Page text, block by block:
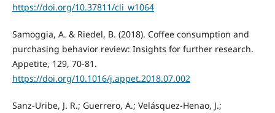
https://doi.org/10.37811/cli_w1064
Samoggia, A. & Riedel, B. (2018). Coffee consumption and
purchasing behavior review: Insights for further research.
Appetite, 129, 70-81.
https://doi.org/10.1016/j.appet.2018.07.002
Sanz-Uribe, J. R.; Guerrero, A.; Velásquez-Henao, J.;